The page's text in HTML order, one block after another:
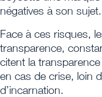
négatives à son sujet.
Face à ces risques,
transparence,
citent la
en cas de crise, loin
d’incarnation.